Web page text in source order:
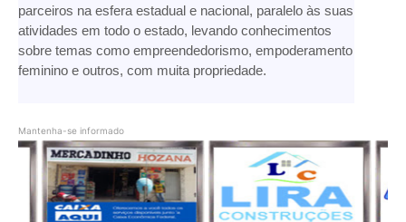
parceiros na esfera estadual e nacional, paralelo às suas
atividades em todo o estado, levando conhecimentos
sobre temas como empreendedorismo, empoderamento
feminino e outros, com muita propriedade.
Mantenha-se informado